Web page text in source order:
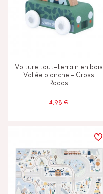
Voiture tout-terrain en bois
Vallée blanche - Cross
Roads
4,98 €